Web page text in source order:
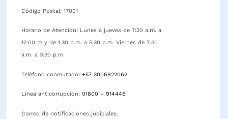
Código Postal: 17001
Horario de Atención: Lunes a jueves de 7:30 a.m. a
12:00 m y de 1:30 p.m. a 5:30 p.m. Viernes de 7:30
a.m. a 3:30 p.m.
Teléfono conmutador:+57 3006922062
Línea anticorrupción: 01800 – 914446
Correo de notificaciones judiciales: